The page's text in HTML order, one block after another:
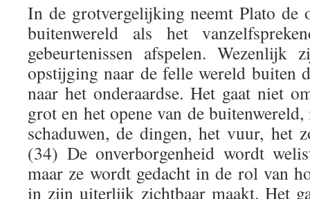
In de grotvergelijking neemt Plato de
buitenwereld als het
gebeurtenissen afspelen. Wezenlijk
opstijging naar de felle wereld buiten
naar het onderaardse. Het gaat niet
grot en het opene van de
schaduwen, de dingen, het vuur, het
(34) De onverborgenheid wordt
maar ze wordt gedacht in de rol van
in zijn uiterlijk zichtbaar maakt. Het